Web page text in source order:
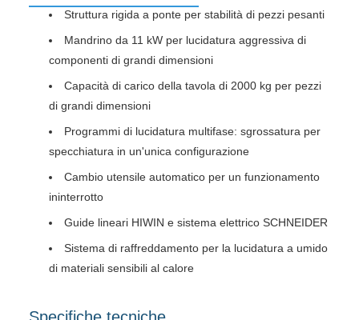
Struttura rigida a ponte per stabilità di pezzi pesanti
Mandrino da 11 kW per lucidatura aggressiva di
componenti di grandi dimensioni
Capacità di carico della tavola di 2000 kg per pezzi
di grandi dimensioni
Programmi di lucidatura multifase: sgrossatura per
specchiatura in un'unica configurazione
Cambio utensile automatico per un funzionamento
ininterrotto
Guide lineari HIWIN e sistema elettrico SCHNEIDER
Sistema di raffreddamento per la lucidatura a umido
di materiali sensibili al calore